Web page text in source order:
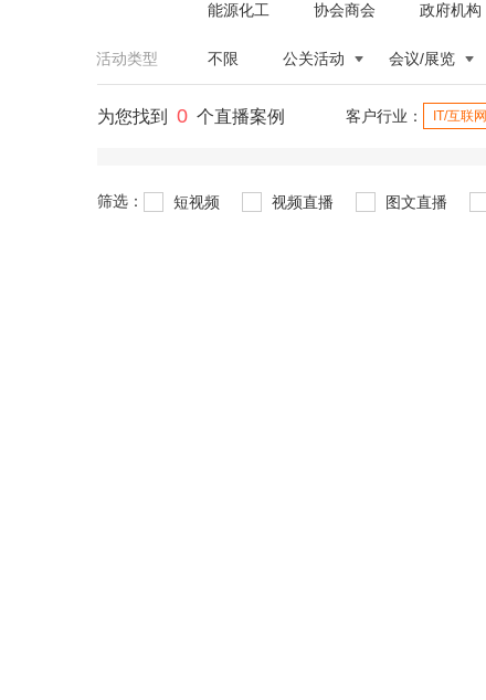
能源化工 协会商会 政府机构
活动类型 不限 公关活动 会议/展览
为您找到 0 个直播案例 客户行业： IT/互联网
筛选： 短视频 视频直播 图文直播